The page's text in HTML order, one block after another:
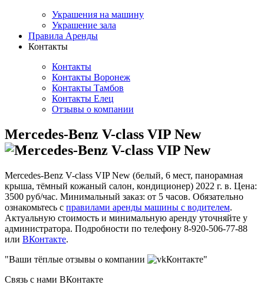
Украшения на машину
Украшение зала
Правила Аренды
Контакты
Контакты
Контакты Воронеж
Контакты Тамбов
Контакты Елец
Отзывы о компании
Mercedes-Benz V-class VIP New
Mercedes-Benz V-class VIP New (белый, 6 мест, панорамная
крыша, тёмный кожаный салон, кондиционер) 2022 г. в. Цена:
3500 руб/час. Минимальный заказ: от 5 часов. Обязательно
ознакомьтесь с правилами аренды машины с водителем.
Актуальную стоимость и минимальную аренду уточняйте у
администратора. Подробности по телефону 8-920-506-77-88
или ВКонтакте.
"Ваши тёплые отзывы о компании
Контакте"
Связь с нами ВКонтакте